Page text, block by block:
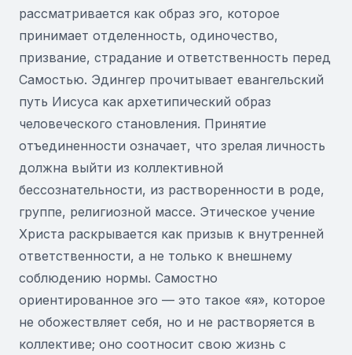
рассматривается как образ эго, которое
принимает отделенность, одиночество,
призвание, страдание и ответственность перед
Самостью. Эдингер прочитывает евангельский
путь Иисуса как архетипический образ
человеческого становления. Принятие
отъединенности означает, что зрелая личность
должна выйти из коллективной
бессознательности, из растворенности в роде,
группе, религиозной массе. Этическое учение
Христа раскрывается как призыв к внутренней
ответственности, а не только к внешнему
соблюдению нормы. Самостно
ориентированное эго — это такое «я», которое
не обожествляет себя, но и не растворяется в
коллективе; оно соотносит свою жизнь с